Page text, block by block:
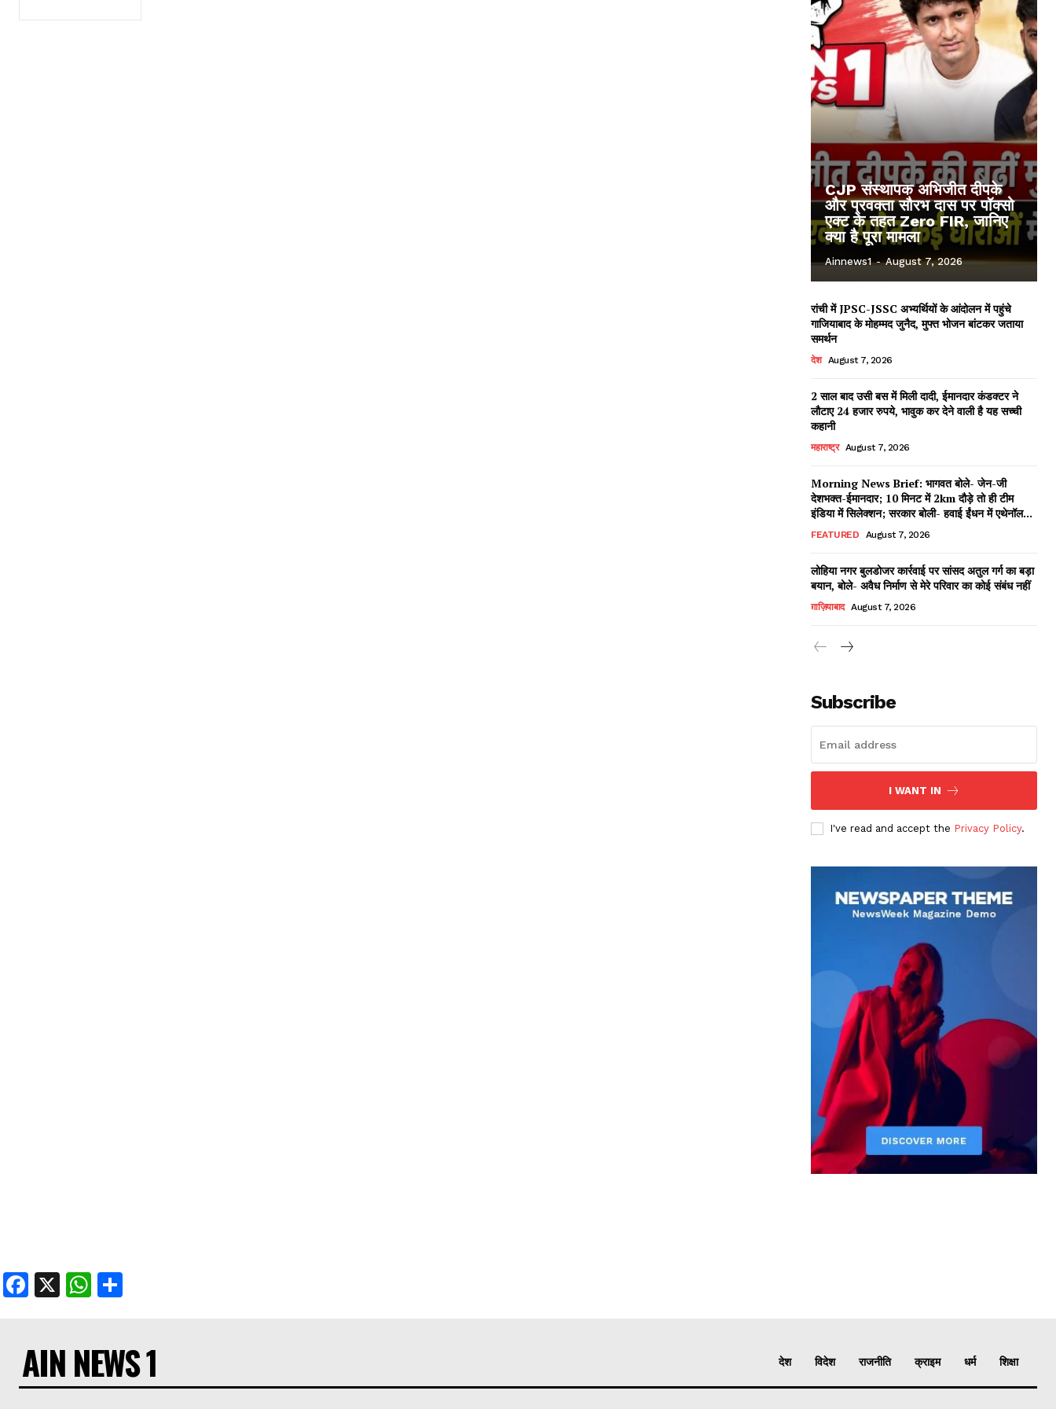
CJP संस्थापक अभिजीत दीपके
और प्रवक्ता सौरभ दास पर पॉक्सो
एक्ट के तहत Zero FIR, जानिए
क्या है पूरा मामला
Ainnews1 - August 7, 2026
रांची में JPSC-JSSC अभ्यर्थियों के आंदोलन में पहुंचे
गाजियाबाद के मोहम्मद जुनैद, मुफ्त भोजन बांटकर जताया
समर्थन
देश August 7, 2026
2 साल बाद उसी बस में मिली दादी, ईमानदार कंडक्टर ने
लौटाए 24 हजार रुपये, भावुक कर देने वाली है यह सच्ची
कहानी
महाराष्ट्र August 7, 2026
Morning News Brief: भागवत बोले- जेन-जी
देशभक्त-ईमानदार; 10 मिनट में 2km दौड़े तो ही टीम
इंडिया में सिलेक्शन; सरकार बोली- हवाई ईंधन में एथेनॉल...
FEATURED August 7, 2026
लोहिया नगर बुलडोजर कार्रवाई पर सांसद अतुल गर्ग का बड़ा
बयान, बोले- अवैध निर्माण से मेरे परिवार का कोई संबंध नहीं
ग़ाज़ियाबाद August 7, 2026
Subscribe
I WANT IN
I've read and accept the Privacy Policy.
Facebook
X WhatsApp
AIN NEWS 1 देश विदेश राजनीति क्राइम धर्म शिक्षा